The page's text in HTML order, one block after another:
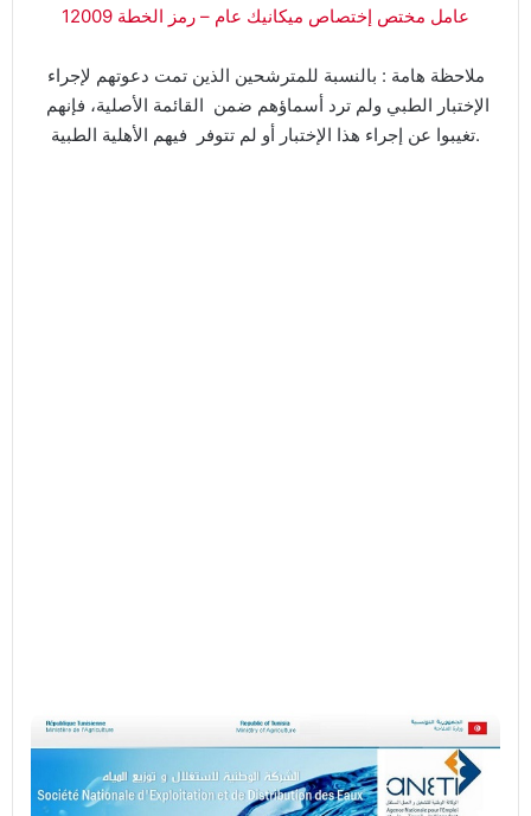
عامل مختص إختصاص ميكانيك عام – رمز الخطة 12009
ملاحظة هامة : بالنسبة للمترشحين الذين تمت دعوتهم لإجراء
الإختبار الطبي ولم ترد أسماؤهم ضمن القائمة الأصلية، فإنهم
تغيبوا عن إجراء هذا الإختبار أو لم تتوفر فيهم الأهلية الطبية.